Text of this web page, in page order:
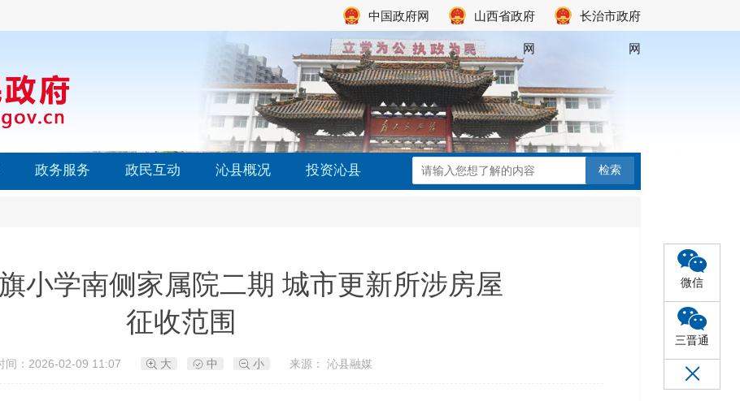
微信
三晋通
中国政府网 山西省政府
网
长治市政府
网
政务服务 政民互动 沁县概况 投资沁县
小学南侧家属院二期 城市更新所涉房屋
征收范围
间：2026-02-09 11:07 大 中 小 来源： 沁县融媒